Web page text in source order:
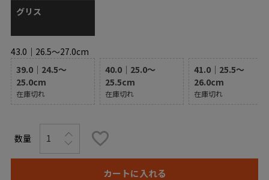
43.0｜26.5～27.0cm
39.0｜24.5～
25.0cm
在庫切れ
40.0｜25.0～
25.5cm
在庫切れ
41.0｜25.5～
26.0cm
在庫切れ
グリス
カートに入れる